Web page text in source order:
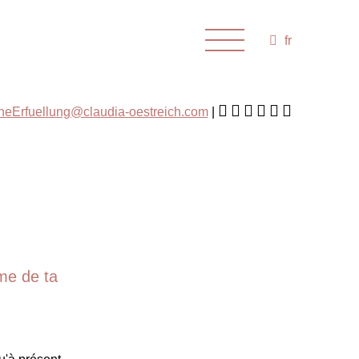
fr
oestreich.com
de ta